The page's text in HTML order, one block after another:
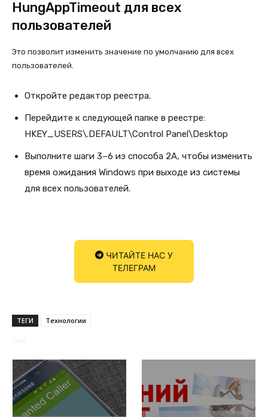
HungAppTimeout для всех
пользователей
Это позволит изменить значение по умолчанию для всех
пользователей.
Откройте редактор реестра.
Перейдите к следующей папке в реестре:
HKEY_USERS\.DEFAULT\Control Panel\Desktop
Выполните шаги 3–6 из способа 2A, чтобы изменить
время ожидания Windows при выходе из системы
для всех пользователей.
ЧИТАЙТЕ НАС У
ТЕЛЕГРАМ
ТЕГИ Технологии